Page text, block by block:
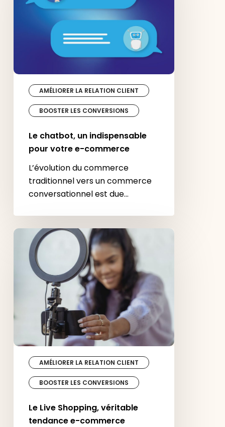
AMÉLIORER LA RELATION CLIENT
BOOSTER LES CONVERSIONS
Le chatbot, un indispensable
pour votre e-commerce
L’évolution du commerce
traditionnel vers un commerce
conversationnel est due…
Le
Shopping,
véritable
tendance
commerce
AMÉLIORER LA RELATION CLIENT
BOOSTER LES CONVERSIONS
Le Live Shopping, véritable
tendance e-commerce